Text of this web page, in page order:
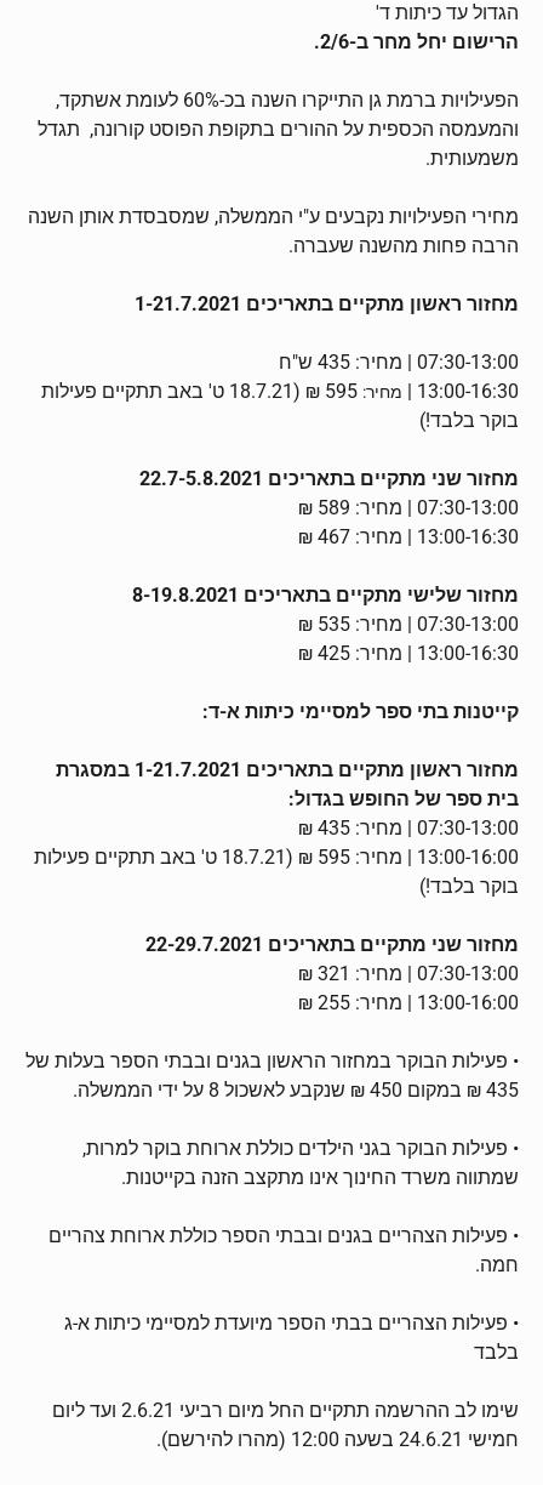
הגדול עד כיתות ד'
הרישום יחל מחר ב-2/6.
הפעילויות ברמת גן התייקרו השנה בכ-60% לעומת אשתקד,
והמעמסה הכספית על ההורים בתקופת הפוסט קורונה, תגדל
משמעותית.
מחירי הפעילויות נקבעים ע"י הממשלה, שמסבסדת אותן השנה
הרבה פחות מהשנה שעברה.
מחזור ראשון מתקיים בתאריכים 1-21.7.2021
07:30-13:00 | מחיר: 435 ש"ח
13:00-16:30 |
מחיר:
595 ₪ (18.7.21 ט' באב תתקיים פעילות
בוקר בלבד!)
מחזור שני מתקיים בתאריכים 22.7-5.8.2021
07:30-13:00 | מחיר: 589 ₪
13:00-16:30 | מחיר: 467 ₪
מחזור שלישי מתקיים בתאריכים 8-19.8.2021
07:30-13:00 | מחיר: 535 ₪
13:00-16:30 | מחיר: 425 ₪
קייטנות בתי ספר למסיימי כיתות א-ד:
מחזור ראשון מתקיים בתאריכים 1-21.7.2021 במסגרת
בית ספר של החופש בגדול:
07:30-13:00 | מחיר: 435 ₪
13:00-16:00 | מחיר: 595 ₪ (18.7.21 ט' באב תתקיים פעילות
בוקר בלבד!)
מחזור שני מתקיים בתאריכים 22-29.7.2021
07:30-13:00 | מחיר: 321 ₪
13:00-16:00 | מחיר: 255 ₪
• פעילות הבוקר במחזור הראשון בגנים ובבתי הספר בעלות של
435 ₪ במקום 450 ₪ שנקבע לאשכול 8 על ידי הממשלה.
• פעילות הבוקר בגני הילדים כוללת ארוחת בוקר למרות,
שמתווה משרד החינוך אינו מתקצב הזנה בקייטנות.
• פעילות הצהריים בגנים ובבתי הספר כוללת ארוחת צהריים
חמה.
• פעילות הצהריים בבתי הספר מיועדת למסיימי כיתות א-ג
בלבד
שימו לב ההרשמה תתקיים החל מיום רביעי 2.6.21 ועד ליום
חמישי 24.6.21 בשעה 12:00 (מהרו להירשם).